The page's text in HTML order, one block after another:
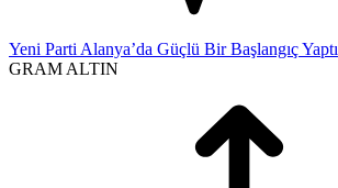
Yeni Parti Alanya’da Güçlü Bir Başlangıç Yaptı
GRAM ALTIN